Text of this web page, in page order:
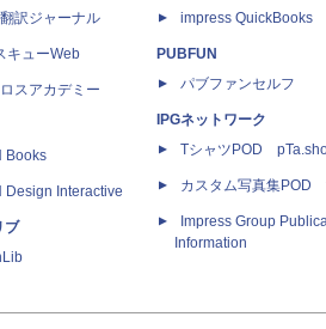
訳ジャーナル
キューWeb
スアカデミー
Books
Design Interactive
ブ
impress QuickBooks
PUBFUN
パブファンセルフ
IPGネットワーク
TシャツPOD
カスタム写真集POD
Impress Group
Information